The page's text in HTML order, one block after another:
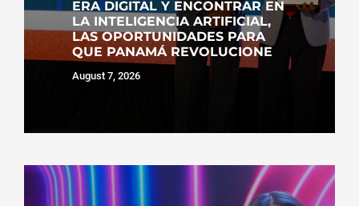
ERA DIGITAL Y ENCONTRAR EN
LA INTELIGENCIA ARTIFICIAL,
LAS OPORTUNIDADES PARA
QUE PANAMÁ REVOLUCIONE
August 7, 2026